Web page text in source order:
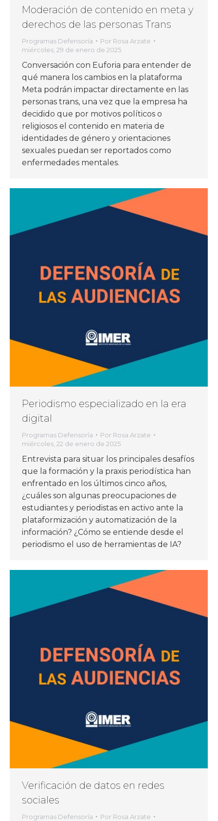
Moderación de contenido en meta y
derechos de las personas Trans
Programas Defensoría Por Rosa Arzate
miércoles, 29 de enero de 2025
Conversación con Euforia para entender de
qué manera los cambios en la plataforma
Meta podrán impactar directamente en las
personas trans, una vez que la empresa ha
decidido que por motivos políticos o
religiosos el contenido en materia de
identidades de género y orientaciones
sexuales puedan ser reportados como
enfermedades mentales.
Periodismo especializado en la era
digital
Programas Defensoría Por Rosa Arzate
miércoles, 22 de enero de 2025
Entrevista para situar los principales desafíos
que la formación y la praxis periodística han
enfrentado en los últimos cinco años,
¿cuáles son algunas preocupaciones de
estudiantes y periodistas en activo ante la
plataformización y automatización de la
información? ¿Cómo se entiende desde el
periodismo el uso de herramientas de IA?
Verificación de datos en redes
sociales
Programas Defensoría Por Rosa Arzate